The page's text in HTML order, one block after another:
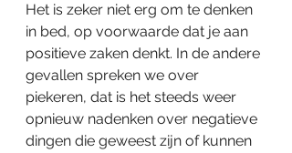
Het is zeker niet erg om te denken
in bed, op voorwaarde dat je aan
positieve zaken denkt. In de andere
gevallen spreken we over
piekeren, dat is het steeds weer
opnieuw nadenken over negatieve
dingen die geweest zijn of kunnen